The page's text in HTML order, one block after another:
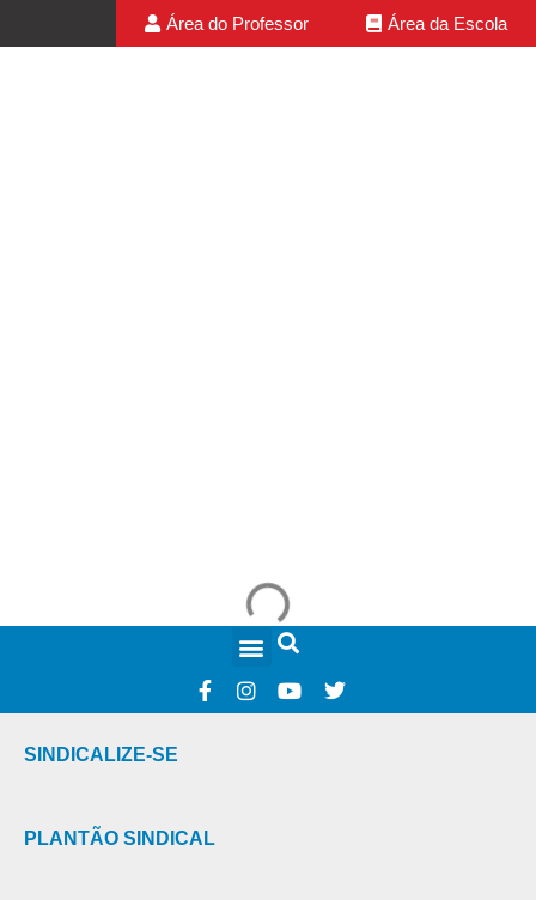
Área do Professor Área da Escola
SINDICALIZE-SE
PLANTÃO SINDICAL